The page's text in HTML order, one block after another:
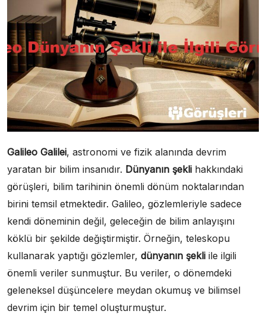
Galileo Galilei, astronomi ve fizik alanında devrim
yaratan bir bilim insanıdır. Dünyanın şekli hakkındaki
görüşleri, bilim tarihinin önemli dönüm noktalarından
birini temsil etmektedir. Galileo, gözlemleriyle sadece
kendi döneminin değil, geleceğin de bilim anlayışını
köklü bir şekilde değiştirmiştir. Örneğin, teleskopu
kullanarak yaptığı gözlemler, dünyanın şekli ile ilgili
önemli veriler sunmuştur. Bu veriler, o dönemdeki
geleneksel düşüncelere meydan okumuş ve bilimsel
devrim için bir temel oluşturmuştur.